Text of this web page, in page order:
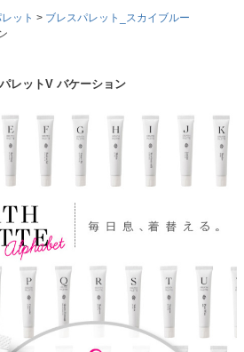
ット
ブレスパレット_スカイブルー
レットV バケーション